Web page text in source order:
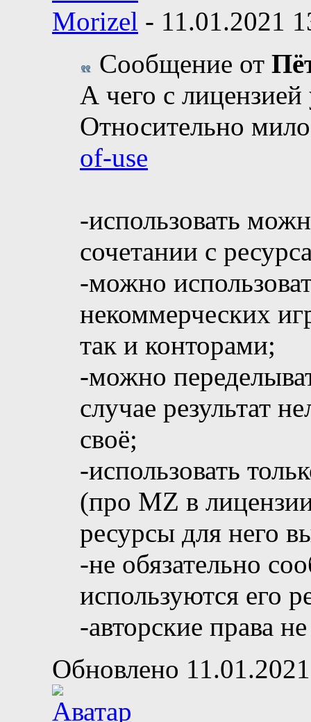
Morizel - 11.01.2021
Сообщение от
А чего с лицензией
Относительно
of-use
-использовать
сочетании с
-можно
некоммерческих
так и конторами;
-можно
случае результат
своё;
-использовать
(про MZ в
ресурсы для него
-не обязательно
используются его
-авторские права
Обновлено